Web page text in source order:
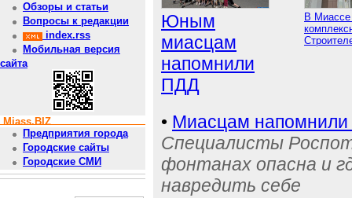
Обзоры и статьи
Вопросы к редакции
index.rss
Мобильная версия
сайта
Miass.BIZ
Предприятия города
Городские сайты
Городские СМИ
Юным
миасцам
напомнили
ПДД
В Миассе
• Миасцам напомнили
Специалисты
фонтанах опасна и
навредить себе